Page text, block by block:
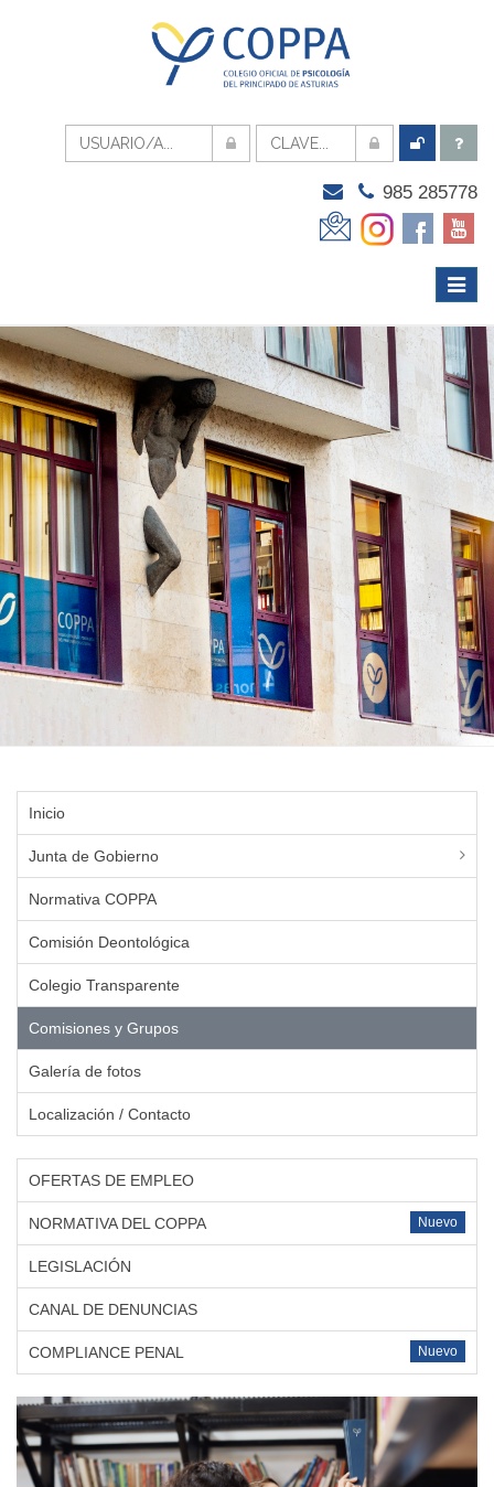
985 285778
Menú
Inicio
Junta de Gobierno
Normativa COPPA
Comisión Deontológica
Colegio Transparente
Comisiones y Grupos
Galería de fotos
Localización / Contacto
OFERTAS DE EMPLEO
Nuevo
NORMATIVA DEL COPPA
LEGISLACIÓN
CANAL DE DENUNCIAS
Nuevo
COMPLIANCE PENAL